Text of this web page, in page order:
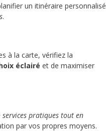
un itinéraire personnalisé
.
à la carte, vérifiez la
éclairé et de maximiser
services pratiques tout en
par vos propres moyens.